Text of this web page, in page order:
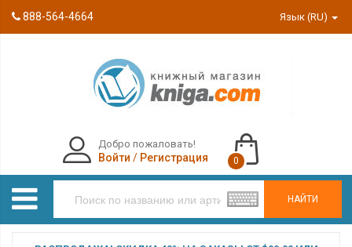
888-564-4664 Язык (RU)
НАЙТИ
Добро пожаловать!
Войти / Регистрация 0